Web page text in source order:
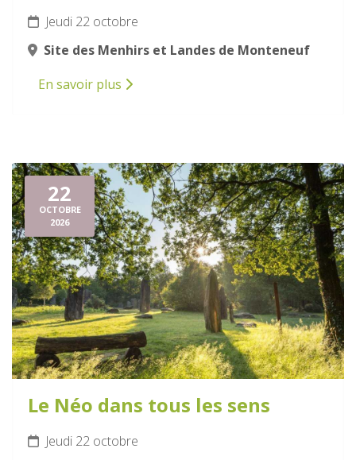
Jeudi 22 octobre
Site des Menhirs et Landes de Monteneuf
En savoir plus
22
OCTOBRE
2026
Le Néo dans tous les sens
Jeudi 22 octobre